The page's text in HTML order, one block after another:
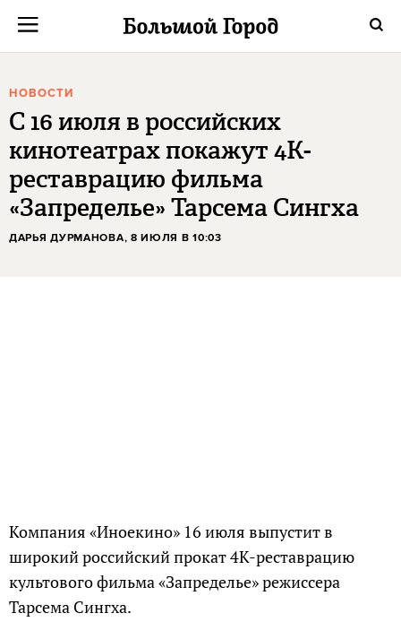
НОВОСТИ
С 16 июля в российских
кинотеатрах покажут 4К-
реставрацию фильма
«Запределье» Тарсема Сингха
ДАРЬЯ ДУРМАНОВА, 8 ИЮЛЯ В 10:03
Компания «Иноекино» 16 июля выпустит в
широкий российский прокат 4К-реставрацию
культового фильма «Запределье» режиссера
Тарсема Сингха.